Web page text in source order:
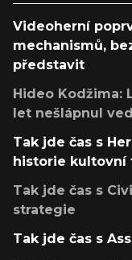
Videoherní
mechanismů,
představit
Hideo Kodžima:
let nešlápnul
Tak jde čas s
historie kultovní
Tak jde čas s
strategie
Tak jde čas s